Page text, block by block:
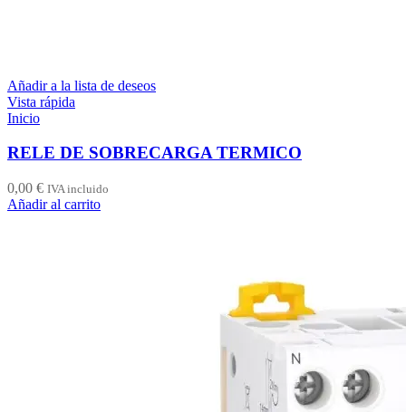
Añadir a la lista de deseos
Vista rápida
Inicio
RELE DE SOBRECARGA TERMICO
0,00 € IVA incluido
Añadir al carrito